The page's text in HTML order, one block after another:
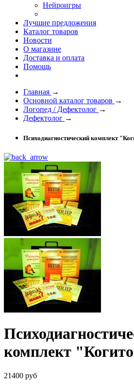
Нейроигры
Лучшие предложения
Каталог товаров
Новости
О магазине
Доставка и оплата
Помощь
Главная →
Основной каталог товаров →
Логопед / Дефектолог →
Дефектолог →
Психодиагностический комплект
комплект
21400 руб